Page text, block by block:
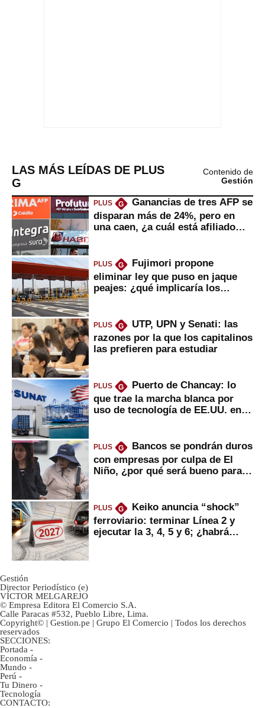
LAS MÁS LEÍDAS DE PLUS
G
Contenido de
Gestión
PLUS G
Ganancias de tres AFP se
disparan más de 24%, pero en
una caen, ¿a cuál está afiliado
PLUS G
Fujimori propone
eliminar ley que puso en jaque
peajes: ¿qué implicaría los
PLUS G
UTP, UPN y Senati: las
razones por la que los capitalinos
las prefieren para estudiar
PLUS G
Puerto de Chancay: lo
que trae la marcha blanca por
uso de tecnología de EE.UU. en
PLUS G
Bancos se pondrán duros
con empresas por culpa de El
Niño, ¿por qué será bueno para
PLUS G
Keiko anuncia “shock”
ferroviario: terminar Línea 2 y
ejecutar la 3, 4, 5 y 6; ¿habrá
Gestión
Director Periodístico (e)
VÍCTOR MELGAREJO
© Empresa Editora El Comercio S.A.
Calle Paracas #532, Pueblo Libre, Lima.
Copyright© | Gestion.pe | Grupo El Comercio | Todos los derechos
reservados
SECCIONES:
Portada -
Economía -
Mundo -
Perú -
Tu Dinero -
Tecnología
CONTACTO: